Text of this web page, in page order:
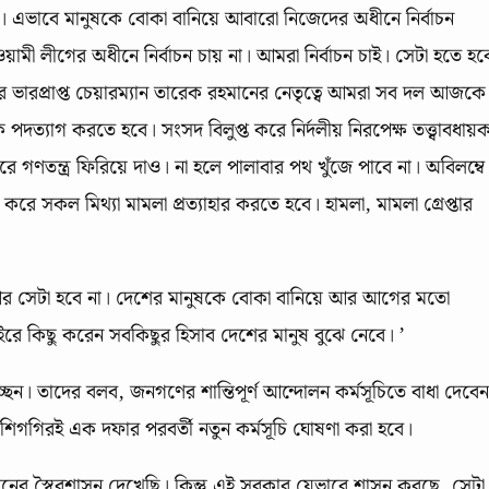
মানুষকে বোকা বানিয়ে আবারো নিজেদের অধীনে নির্বাচন
লীগের অধীনে নির্বাচন চায় না। আমরা নির্বাচন চাই। সেটা হতে
ভারপ্রাপ্ত চেয়ারম্যান তারেক রহমানের নেতৃত্বে আমরা সব দল আজকে
করতে হবে। সংসদ বিলুপ্ত করে নির্দলীয় নিরপেক্ষ
গণতন্ত্র ফিরিয়ে দাও। না হলে পালাবার পথ খুঁজে পাবে না। অবিলম্বে
সকল মিথ্যা মামলা প্রত্যাহার করতে হবে। হামলা, মামলা গ্রেপ্তার
সেটা হবে না। দেশের মানুষকে বোকা বানিয়ে আর আগের মতো
কিছু করেন সবকিছুর হিসাব দেশের মানুষ বুঝে নেবে। ’
তাদের বলব, জনগণের শান্তিপূর্ণ আন্দোলন কর্মসূচিতে বাধা দেবেন
এক দফার পরবর্তী নতুন কর্মসূচি ঘোষণা করা হবে।